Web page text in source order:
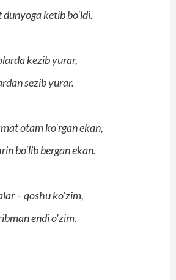
ketib bo'ldi.
kezib yurar,
sezib yurar.
otam ko'rgan ekan,
bo'lib bergan ekan.
– qoshu ko'zim,
endi o'zim.